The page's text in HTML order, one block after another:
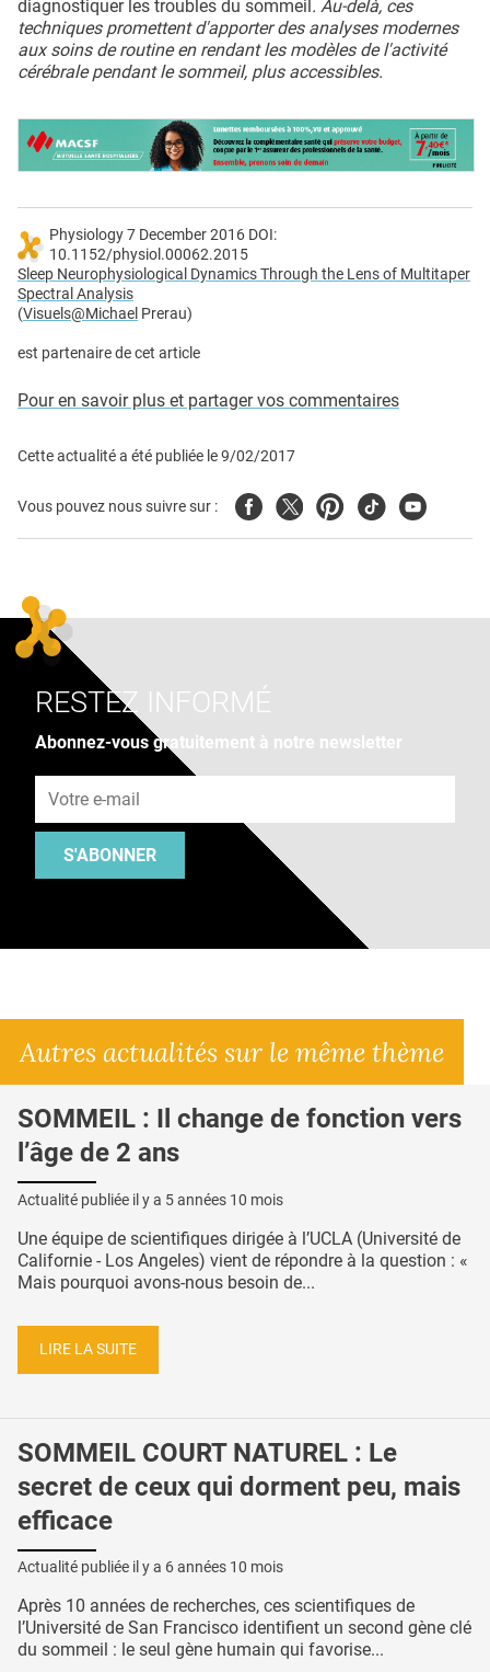
diagnostiquer les troubles du sommeil . Au-delà, ces
techniques promettent d'apporter des analyses modernes
aux soins de routine en rendant les modèles de l'activité
cérébrale pendant le sommeil, plus accessibles.
Physiology 7 December 2016 DOI:
10.1152/physiol.00062.2015
Sleep Neurophysiological Dynamics Through the Lens of Multitaper
Spectral Analysis
(Visuels@Michael Prerau)
est partenaire de cet article
Pour en savoir plus et partager vos commentaires
Cette actualité a été publiée le9/02/2017
Vous pouvez nous suivre sur : FacebookTwitterPinterest
TiktokYoutube
RESTEZ INFORMÉ
Abonnez-vous gratuitement à notre newsletter
S'ABONNER
Autres actualités sur le même thème
SOMMEIL : Il change de fonction vers
l’âge de 2 ans
Actualité publiée il y a 5 années 10 mois
Une équipe de scientifiques dirigée à l’UCLA (Université de
Californie - Los Angeles) vient de répondre à la question : «
Mais pourquoi avons-nous besoin de...
LIRE LA SUITE
SOMMEIL COURT NATUREL : Le
secret de ceux qui dorment peu, mais
efficace
Actualité publiée il y a 6 années 10 mois
Après 10 années de recherches, ces scientifiques de
l’Université de San Francisco identifient un second gène clé
du sommeil : le seul gène humain qui favorise...